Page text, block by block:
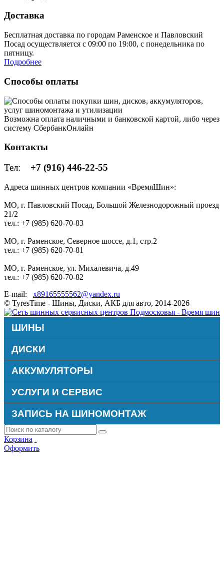
Доставка
Бесплатная доставка по городам Раменское и Павловский
Посад осуществляется с 09:00 по 19:00, с понедельника по
пятницу.
Подробнее
Способы оплаты
Возможна оплата наличными и банковской картой, либо через
систему СбербанкОнлайн
Контакты
Тел: +7 (916) 446-22-55
Адреса шинных центров компании «ВремяШин»:
МО, г. Павловский Посад, Большой Железнодорожный проезд
21/2
тел.: +7 (985) 620-70-83
МО, г. Раменское, Северное шоссе, д.1, стр.2
тел.: +7 (985) 620-70-81
МО, г. Раменское, ул. Михалевича, д.49
тел.: +7 (985) 620-70-82
E-mail: x89165555562@yandex.ru
© TyresTime - Шины, Диски, АКБ для авто, 2014-2026
ШИНЫ
ДИСКИ
АККУМУЛЯТОРЫ
УСЛУГИ И СЕРВИС
ЗАПИСЬ НА ШИНОМОНТАЖ
Корзина
Оформить